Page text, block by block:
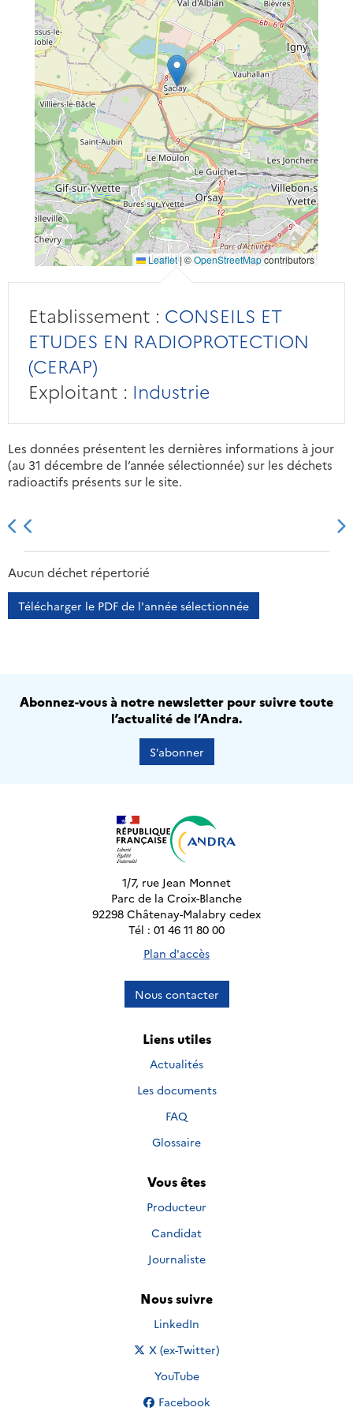
Leaflet |©OpenStreetMapcontributors
Etablissement : CONSEILS ET
ETUDES EN RADIOPROTECTION
(CERAP)
Exploitant : Industrie
Les données présentent les dernières informations à jour
(au 31 décembre de l’année sélectionnée) sur les déchets
radioactifs présents sur le site.
2013 2014
Aucun déchet répertorié
Télécharger le PDF de l'année sélectionnée
Abonnez-vous à notre newsletter pour suivre toute
l’actualité de l’Andra.
S’abonner
1/7, rue Jean Monnet
Parc de la Croix-Blanche
92298 Châtenay-Malabry cedex
Tél : 01 46 11 80 00
Plan d'accès
Nous contacter
Liens utiles
Actualités
Les documents
FAQ
Glossaire
Vous êtes
Producteur
Candidat
Journaliste
Nous suivre
Nous suivre sur
LinkedIn
Nous suivre sur
X (ex-Twitter)
Nous suivre sur
YouTube
Nous suivre sur
Facebook